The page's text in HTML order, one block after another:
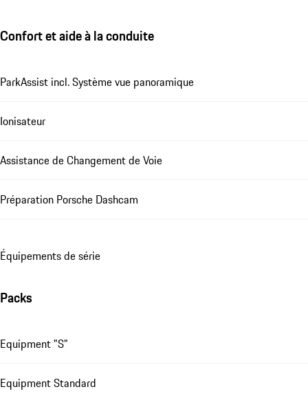
Confort et aide à la conduite
ParkAssist incl. Système vue panoramique
Ionisateur
Assistance de Changement de Voie
Préparation Porsche Dashcam
Équipements de série
Packs
Equipment "S"
Equipment Standard